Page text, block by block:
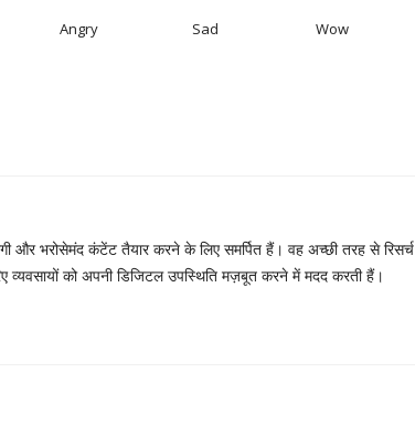
Angry Sad Wow
और भरोसेमंद कंटेंट तैयार करने के लिए समर्पित हैं। वह अच्छी तरह से रिसर्च
को अपनी डिजिटल उपस्थिति मज़बूत करने में मदद करती हैं।